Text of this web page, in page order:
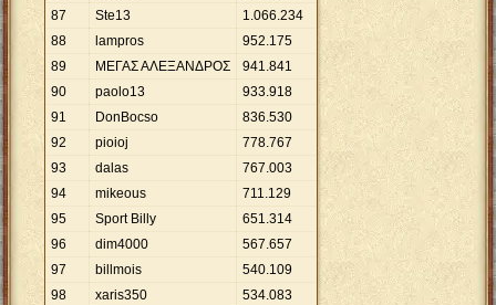
87
Ste13 1.066.234
88
lampros 952.175
89
ΜΕΓΑΣ ΑΛΕΞΑΝΔΡΟΣ 941.841
90
paolo13 933.918
91
DonBocso 836.530
92
pioioj 778.767
93
dalas 767.003
94
mikeous 711.129
95
Sport Billy 651.314
96
dim4000 567.657
97
billmois 540.109
98
xaris350 534.083